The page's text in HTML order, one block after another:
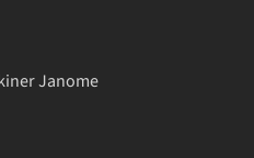
Janome